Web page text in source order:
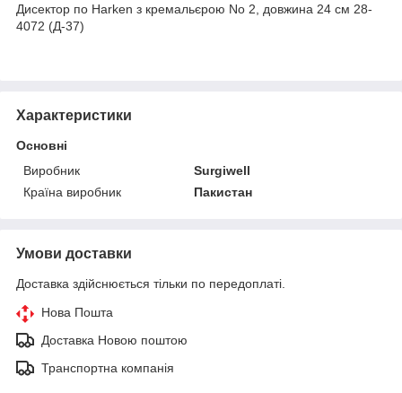
Дисектор по Harken з кремальєрою No 2, довжина 24 см 28-
4072 (Д-37)
Характеристики
Основні
Виробник
Surgiwell
Країна виробник
Пакистан
Умови доставки
Доставка здійснюється тільки по передоплаті.
Нова Пошта
Доставка Новою поштою
Транспортна компанія